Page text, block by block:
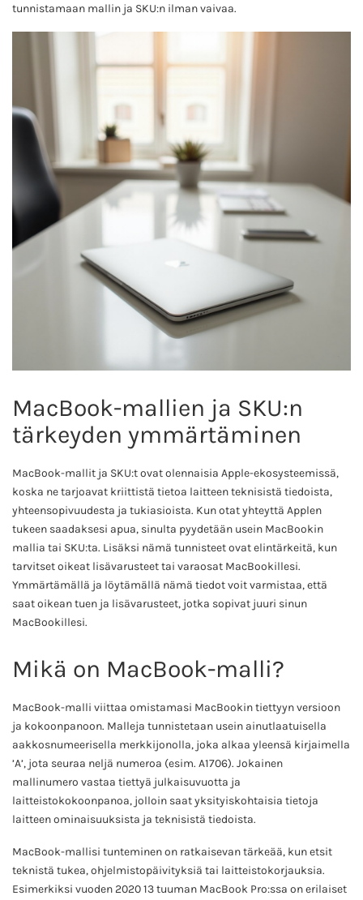
tunnistamaan mallin ja SKU:n ilman vaivaa.
MacBook-mallien ja SKU:n
tärkeyden ymmärtäminen
MacBook-mallit ja SKU:t ovat olennaisia Apple-ekosysteemissä,
koska ne tarjoavat kriittistä tietoa laitteen teknisistä tiedoista,
yhteensopivuudesta ja tukiasioista. Kun otat yhteyttä Applen
tukeen saadaksesi apua, sinulta pyydetään usein MacBookin
mallia tai SKU:ta. Lisäksi nämä tunnisteet ovat elintärkeitä, kun
tarvitset oikeat lisävarusteet tai varaosat MacBookillesi.
Ymmärtämällä ja löytämällä nämä tiedot voit varmistaa, että
saat oikean tuen ja lisävarusteet, jotka sopivat juuri sinun
MacBookillesi.
Mikä on MacBook-malli?
MacBook-malli viittaa omistamasi MacBookin tiettyyn versioon
ja kokoonpanoon. Malleja tunnistetaan usein ainutlaatuisella
aakkosnumeerisella merkkijonolla, joka alkaa yleensä kirjaimella
’A’, jota seuraa neljä numeroa (esim. A1706). Jokainen
mallinumero vastaa tiettyä julkaisuvuotta ja
laitteistokokoonpanoa, jolloin saat yksityiskohtaisia tietoja
laitteen ominaisuuksista ja teknisistä tiedoista.
MacBook-mallisi tunteminen on ratkaisevan tärkeää, kun etsit
teknistä tukea, ohjelmistopäivityksiä tai laitteistokorjauksia.
Esimerkiksi vuoden 2020 13 tuuman MacBook Pro:ssa on erilaiset